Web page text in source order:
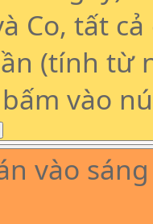
Co, tất
(tính từ
vào
vào